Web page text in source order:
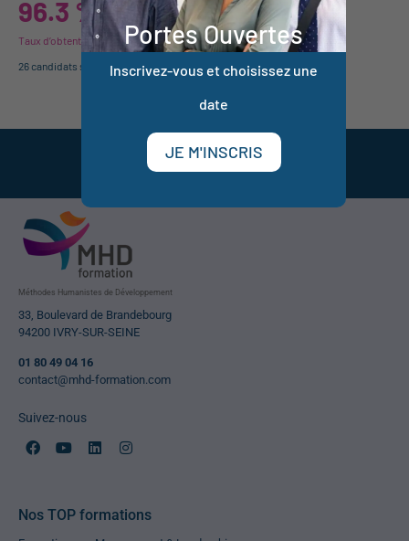
96.3 %
Taux d’obtention
26 candidats sur 77 ont validé le niveau Technicien PNL en 2024
Etre rappelé Prendre RDV
Méthodes Humanistes de Développement
33, Boulevard de Brandebourg
94200 IVRY-SUR-SEINE
01 80 49 04 16
contact@mhd-formation.com
Suivez-nous
Nos TOP formations
Portes Ouvertes
Inscrivez-vous et choisissez une
date
JE M'INSCRIS